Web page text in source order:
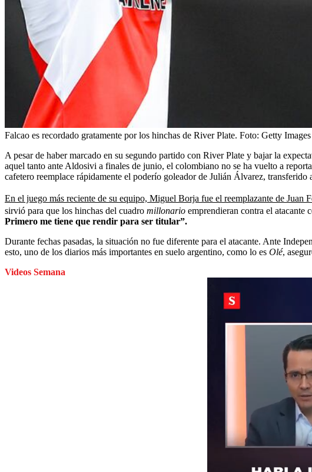
Falcao es recordado gratamente por los hinchas de River Plate. Foto: Getty
A pesar de haber marcado en su segundo partido con River Plate y bajar la
aquel tanto ante Aldosivi a finales de junio, el colombiano no se ha vuelto a
cafetero reemplace rápidamente el poderío goleador de Julián Álvarez,
En el juego más reciente de su equipo, Miguel Borja fue el reemplazante de
sirvió para que los hinchas del cuadro millonario emprendieran contra el atacante
Primero me tiene que rendir para ser titular”.
Durante fechas pasadas, la situación no fue diferente para el atacante. Ante
esto, uno de los diarios más importantes en suelo argentino, como lo es Olé,
Videos Semana